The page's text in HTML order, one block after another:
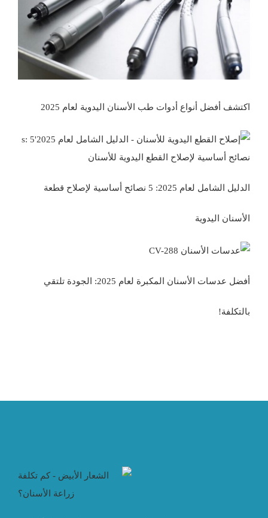
اكتشف أفضل أنواع أدوات طب الأسنان اليدوية لعام 2025
الدليل الشامل لعام 2025: 5 نصائح أساسية لإصلاح قطعة
الأسنان اليدوية
أفضل عدسات الأسنان المكبرة لعام 2025: الجودة تلتقي
بالتكلفة!